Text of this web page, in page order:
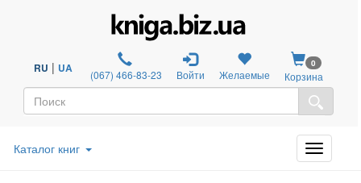
RU | UA (067) 466-83-23 Войти Желаемые
0
Корзина
Каталог книг